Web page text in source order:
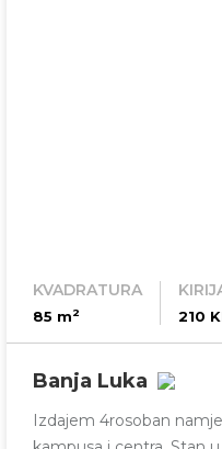
KVADRATURA
85 m2 210
Banja Luka
Izdajem 4rosoban